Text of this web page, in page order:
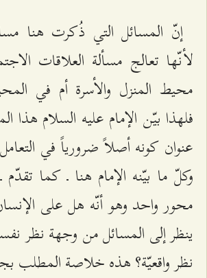
إنّ المسائل التي ذُكرت هنا
لأنّها تعالج مسألة العلاقات
محيط المنزل والأسرة أم في
فلهذا بيّن الإمام عليه السلام
عنوان كونه أصلاً ضرورياً في
وكلّ ما بيّنه الإمام هنا ـ كما
محور واحد وهو أنّه هل على
ينظر إلى المسائل من وجهة نظر
نظر واقعيّة؟ هذه خلاصة المطلب